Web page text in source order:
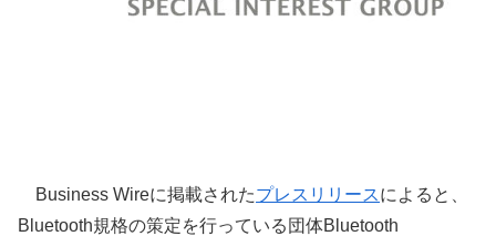
Business Wireに掲載されたプレスリリースによると、
Bluetooth規格の策定を行っている団体Bluetooth